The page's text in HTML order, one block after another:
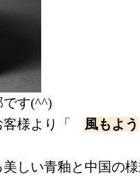
です(^^)
客様より「 風もよう
しい青釉と中国の